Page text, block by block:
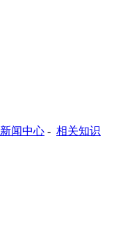
新闻中心 - 相关知识